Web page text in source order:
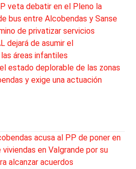
veta debatir en el Pleno la
bus entre Alcobendas y Sanse
de privatizar servicios
dejará de asumir el
áreas infantiles
estado deplorable de las zonas
y exige una actuación
acusa al PP de poner en
en Valgrande por su
alcanzar acuerdos